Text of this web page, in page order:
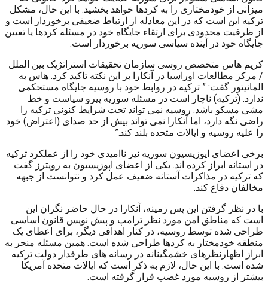
میزانی از خودمختاری را به کردها خواهد بخشید. با این حال، مشکل
ترکیه این است که در این معادله از ارتباط ضعیفی برخوردار است و
از ظرفیت محدودی برای ارتقاء جایگاه خود در مسئله کردها یا تعیین
جایگاه خود در آینده سیاسی سوریه برخوردار است.
کریم هاس متخصص روسی سازمان تحقیقات استراتژیک بین الملل
/ مرکز مطالعات اوراسیا در آنکارا بر این نکته تاکید کرد. هاس به
المانیتور گفت: ” ترکیه در روابط خود با روسیه جایگاه مستحکمی
ندارد. (ترکیه) ناچار است در مسئله سوریه پیرو سیاست و خط
مشی مسکو باشد. روسیه نمی تواند تحت شرایط کنونی ترکیه را
راضی نگه دارد، اما آنکارا نمی تواند بیش از حد صدای (اعتراض) خود
را علیه روسیه و ایالات متحده بلند کند.”
برخی اعضای اپوزیسیون سوریه نیز ناامیدی خود را از عملکرد ترکیه
در استانه ابراز کرده اند. یکی از اعضای اپوزیسیون به رویترز گفت
که ترکیه در مذاکرات آستانه ضعیف عمل کرد و نتوانست از جبهه
مخالفان دفاع کند.
با در نظر گرفتن این پس زمینه، آنکارا در حال حاضر نگران این
است که مناطق امن مورد نظر ترامپ و پیش نویس قانون اساسی
طراحی شده توسط روسیه، در کنار اهدافی دیگر، برای اعطای یک
منطقه خودمختار به کردها طراحی شده است. همین مسئله منجر به
ابراز اظهارنظرهای خشمگینانه در رسانه های طرفدار دولت ترکیه
شده است. با این حال، لازم به ذکر است که ایالات متحده آمریکا
بیشتر از روسیه مورد غضب قرار گرفته است.